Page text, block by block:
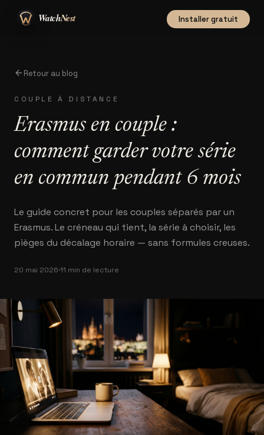
Installer gratuit
arrow_back Retour au blog
COUPLE À DISTANCE
Erasmus en couple :
comment garder votre série
en commun pendant 6 mois
Le guide concret pour les couples séparés par un
Erasmus. Le créneau qui tient, la série à choisir, les
pièges du décalage horaire — sans formules creuses.
20 mai 2026·11 min de lecture